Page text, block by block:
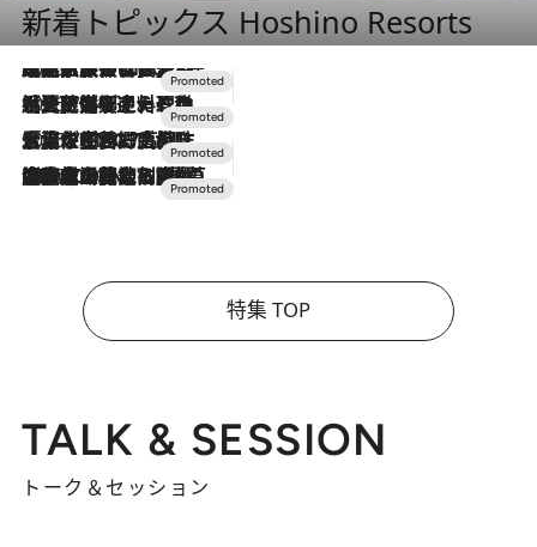
新着トピックス Hoshino Resorts
2026.7.31
【ホテル帰省】という選択肢をOMOが提案。家族とほどよい距離を保つには「昼は実家、夜は気兼ねなくホテルで！」
2026.7.24
【夏限定ディナーコース】旬を迎える稚鮎や花ズッキーニなどをイタリア・トスカーナの郷土料理の手法で満喫！
2026.7.17
「土佐和ハーブかき氷」がOMO7高知に登場！生姜、山椒、大葉など目にも舌にも涼を呼ぶ郷土の味
2026.7.10
NEW OPEN！【界 草津】名湯の地に誕生。趣の異なる2種の温泉と上州ならではの会席・蕎麦割烹など美食を味わう究極の癒やし旅
特集 TOP
TALK & SESSION
トーク＆セッション